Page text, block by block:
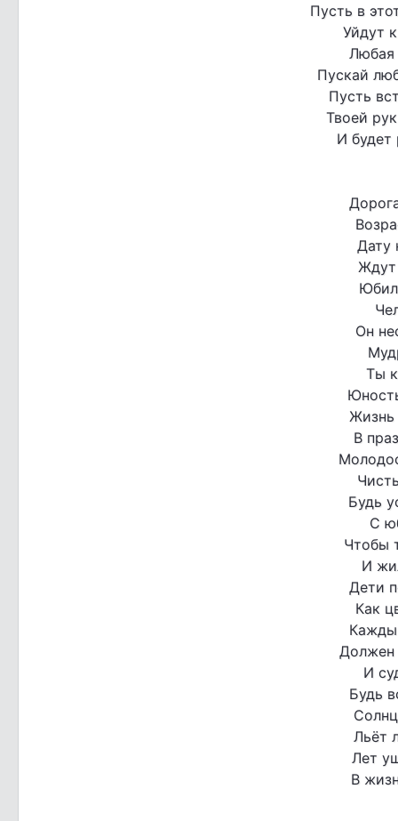
Пусть в
Уйдут
Любая
Пускай
Пусть
Твоей
И
Дату
Ждут
Он
Ты
Жизнь
В
Будь
С
Чтобы
И
Дети
Как
Должен
И
Будь
Льёт
Лет
В